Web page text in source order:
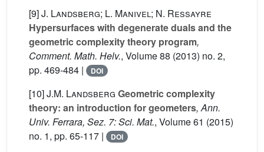
[9]J. Landsberg; L. Manivel; N. Ressayre
Hypersurfaces with degenerate duals and the
geometric complexity theory program,
Comment. Math. Helv., Volume 88 (2013) no. 2,
pp. 469-484 |
DOI
[10]J.M. Landsberg Geometric complexity
theory: an introduction for geometers, Ann.
Univ. Ferrara, Sez. 7: Sci. Mat., Volume 61 (2015)
no. 1, pp. 65-117 |
DOI